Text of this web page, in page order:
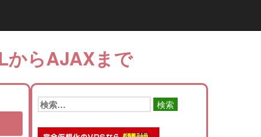
らAJAXまで
検
索: